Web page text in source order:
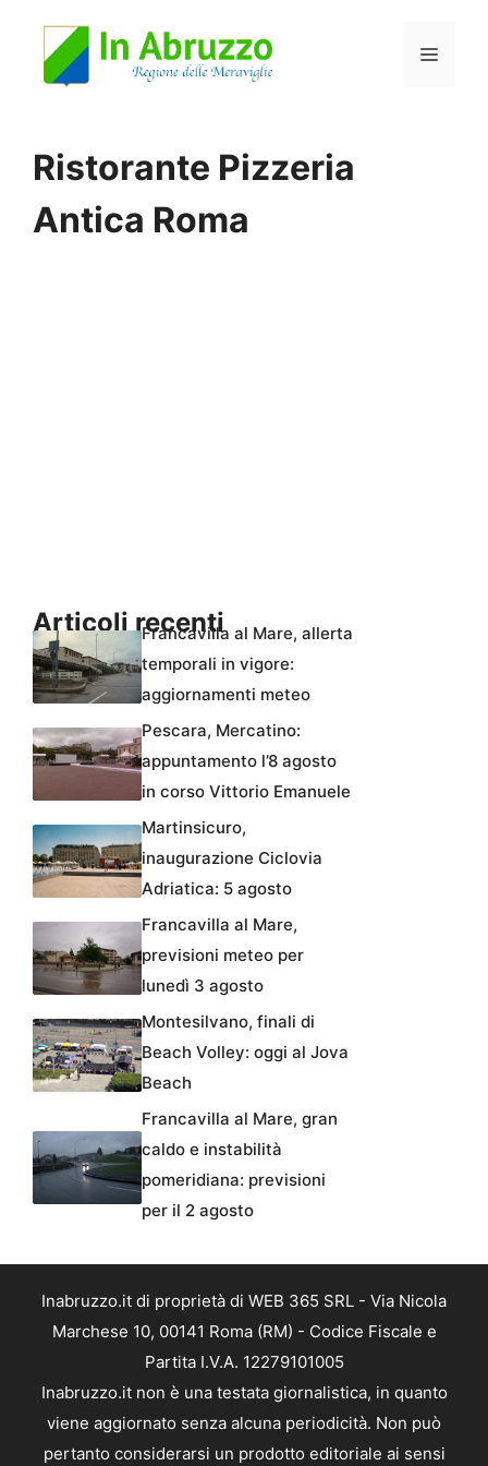
Menu
Ristorante Pizzeria
Antica Roma
Articoli recentiFrancavilla al Mare, allerta
temporali in vigore:
aggiornamenti meteo
Pescara, Mercatino:
appuntamento l’8 agosto
in corso Vittorio Emanuele
Martinsicuro,
inaugurazione Ciclovia
Adriatica: 5 agosto
Francavilla al Mare,
previsioni meteo per
lunedì 3 agosto
Montesilvano, finali di
Beach Volley: oggi al Jova
Beach
Francavilla al Mare, gran
caldo e instabilità
pomeridiana: previsioni
per il 2 agosto
Inabruzzo.it di proprietà di WEB 365 SRL - Via Nicola
Marchese 10, 00141 Roma (RM) - Codice Fiscale e
Partita I.V.A. 12279101005
Inabruzzo.it non è una testata giornalistica, in quanto
viene aggiornato senza alcuna periodicità. Non può
pertanto considerarsi un prodotto editoriale ai sensi